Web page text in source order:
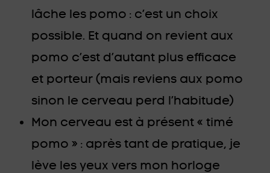
lâche les pomo : c’est un choix
possible. Et quand on revient aux
pomo c’est d’autant plus efficace
et porteur (mais reviens aux pomo
sinon le cerveau perd l’habitude)
Mon cerveau est à présent « timé
pomo » : après tant de pratique, je
lève les yeux vers mon horloge